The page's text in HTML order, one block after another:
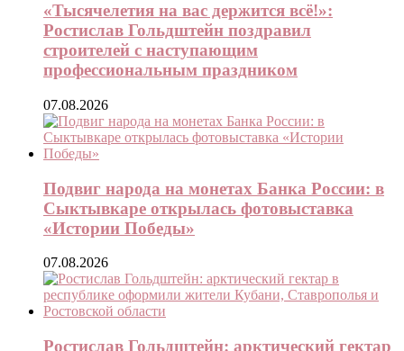
«Тысячелетия на вас держится всё!»:
Ростислав Гольдштейн поздравил
строителей с наступающим
профессиональным праздником
07.08.2026
Подвиг народа на монетах Банка России: в
Сыктывкаре открылась фотовыставка
«Истории Победы»
07.08.2026
Ростислав Гольдштейн: арктический гектар